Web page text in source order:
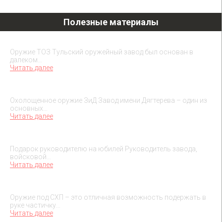
Полезные материалы
Оружие ТОЗ Тульский оружейный завод был основан в
далеком…
Читать далее
Охолощенное оружие ЗиД Завод имени Дягтерева – один из
основных…
Читать далее
Подарок руководителю на юбилей Руководитель завода,
войсковой…
Читать далее
Оружие под СХП – это отличная возможность подержать в
руке частичку…
Читать далее